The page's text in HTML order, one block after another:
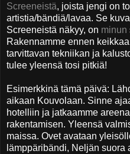
Screeneistä, joista jengi on
artistia/bändiä/lavaa. Se
Screeneistä näkyy, on minun
Rakennamme ennen
tarvittavan tekniikan ja
tulee yleensä tosi pitkiä!
Esimerkkinä tämä päivä:
aikaan Kouvolaan. Sinne
hotelliin ja jatkaamme
rakentamisen. Yleensä
maissa. Ovet avataan
lämppäribändi, Neljän suora